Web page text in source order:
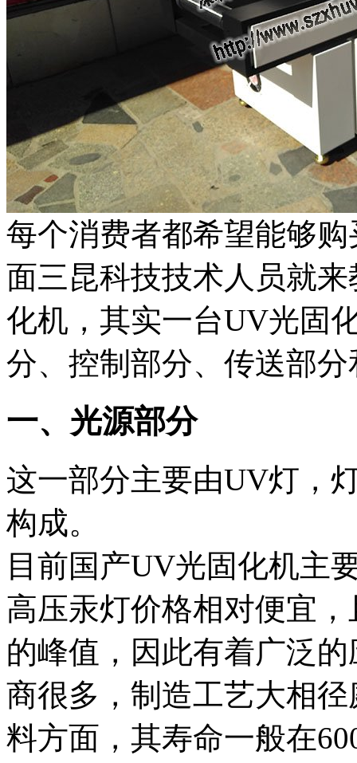
每个消费者都希望能够
面三昆科技技术人员就
化机，其实一台UV光固
分、控制部分、传送部
一、光源部分
这一部分主要由UV灯，
构成。
目前国产UV光固化机主
高压汞灯价格相对便宜
的峰值，因此有着广泛
商很多，制造工艺大相
料方面，其寿命一般在